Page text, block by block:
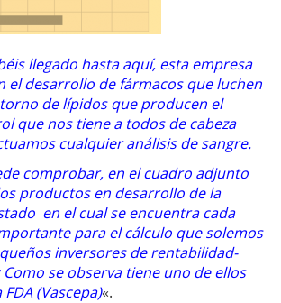
llegado hasta aquí, esta empresa
el desarrollo de fármacos que luchen
de lípidos que producen el
que nos tiene a todos de cabeza
cualquier análisis de sangre.
comprobar, en el cuadro adjunto
productos en desarrollo de la
en el cual se encuentra cada
para el cálculo que solemos
inversores de rentabilidad-
se observa tiene uno de ellos
(Vascepa)«.